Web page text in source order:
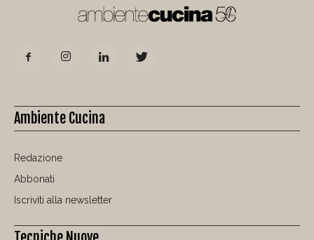
Ambiente Cucina
Redazione
Abbonati
Iscriviti alla newsletter